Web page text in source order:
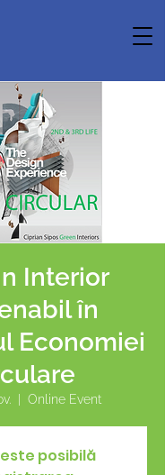
Interior
în
Economiei
Online Event
posibilă